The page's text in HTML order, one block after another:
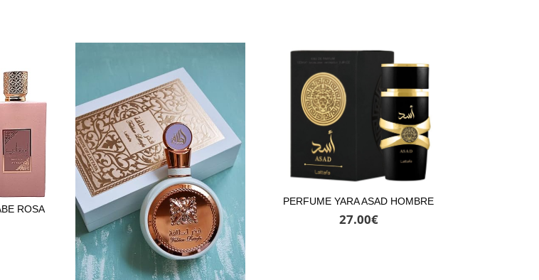
ROSA
PERFUME YARA ASAD HOMBRE
27.00€